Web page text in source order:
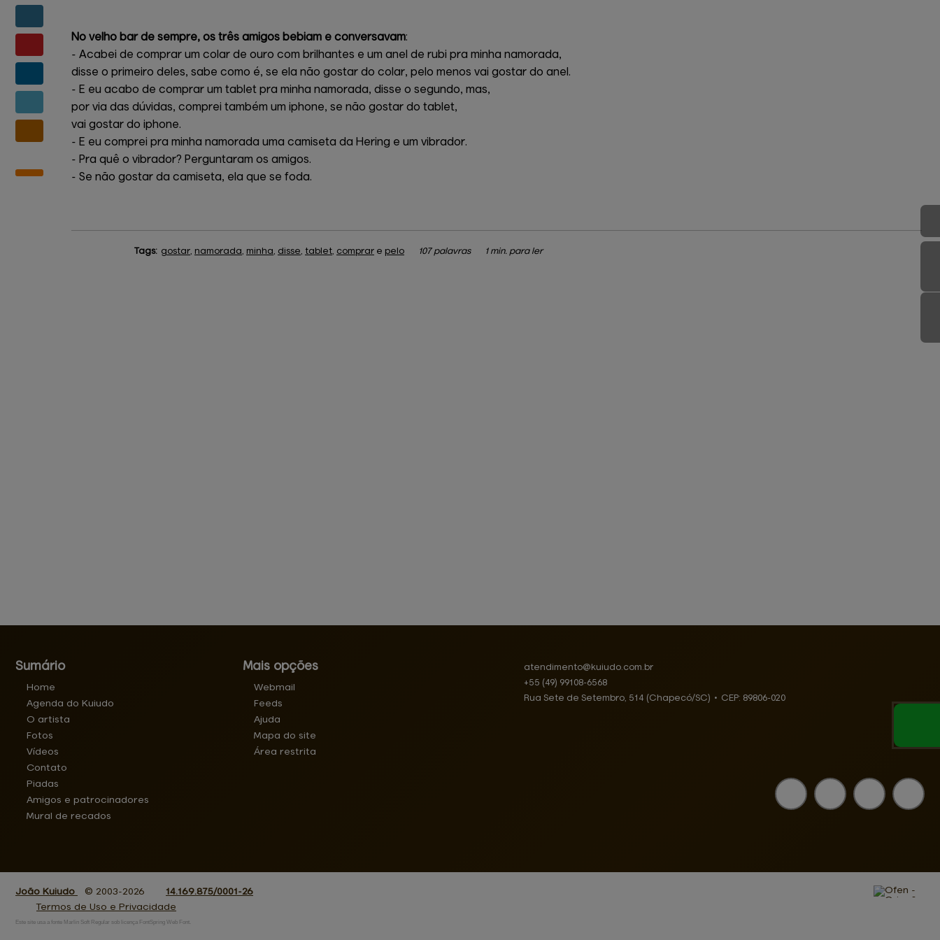
No velho bar de sempre, os três amigos bebiam e conversavam:
- Acabei de comprar um colar de ouro com brilhantes e um anel de rubi pra minha namorada,
disse o primeiro deles, sabe como é, se ela não gostar do colar, pelo menos vai gostar do anel.
- E eu acabo de comprar um tablet pra minha namorada, disse o segundo, mas,
por via das dúvidas, comprei também um iphone, se não gostar do tablet,
vai gostar do iphone.
- E eu comprei pra minha namorada uma camiseta da Hering e um vibrador.
- Pra quê o vibrador? Perguntaram os amigos.
- Se não gostar da camiseta, ela que se foda.
Tags: gostar, namorada, minha, disse, tablet, comprar e pelo 107 palavras 1 min. para ler
Sumário
Home
Agenda do Kuiudo
O artista
Fotos
Vídeos
Contato
Piadas
Amigos e patrocinadores
Mural de recados
Mais opções
Webmail
Feeds
Ajuda
Mapa do site
Área restrita
atendimento@ kuiudo.com.br
+55 (49) 99108-6568
Rua Sete de Setembro, 514 (Chapecó/SC) • CEP: 89806-020
João Kuiudo © 2003-2026
14.169.875/0001-26
Termos de Uso e Privacidade
Este site usa a fonte Marlin Soft Regular sob licença FontSpring Web Font.